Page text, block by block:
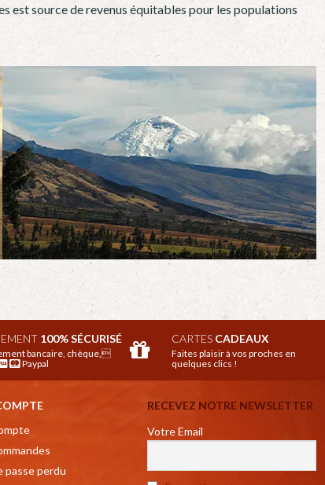
est source de revenus équitables pour les populations
100% SÉCURISÉ
bancaire, chèque,
Paypal
CARTES CADEAUX
Faites plaisir à vos proches en
quelques clics !
passe perdu
RECEVEZ NOTRE NEWSLETTER
Votre Email